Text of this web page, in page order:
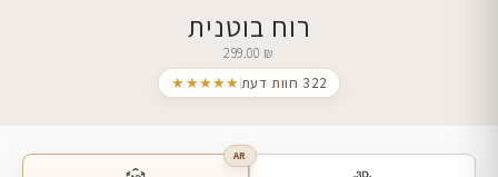
רוח בוטנית
299.00 ₪
★★★★★
322 חוות דעת
AR